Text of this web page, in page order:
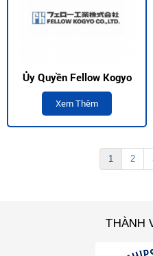
Ủy Quyền Fellow Kogyo
Xem Thêm
1 2
THÀNH